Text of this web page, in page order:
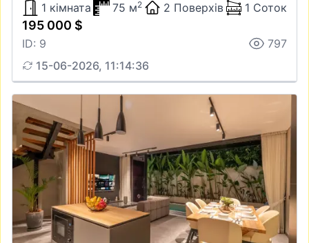
1 кімната 75 м2 2 Поверхів 1 Соток
195 000 $
ID: 9
797
15-06-2026, 11:14:36